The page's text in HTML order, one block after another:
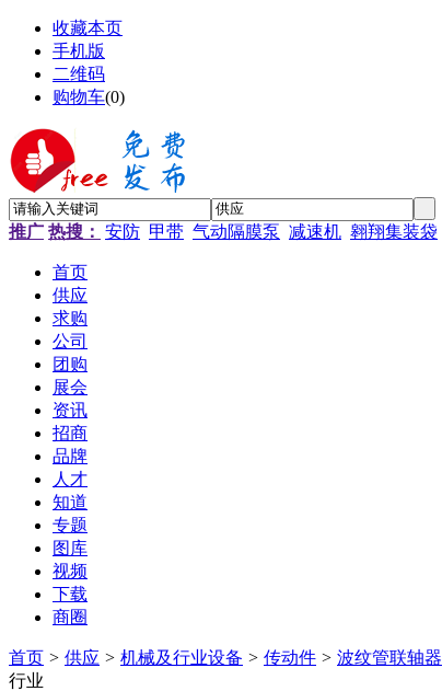
收藏本页
手机版
二维码
购物车(0)
推广 热搜： 安防 甲带 气动隔膜泵 减速机 翱翔集装袋
首页
供应
求购
公司
团购
展会
资讯
招商
品牌
人才
知道
专题
图库
视频
下载
商圈
首页 > 供应 > 机械及行业设备 > 传动件 > 波纹管联轴器
行业